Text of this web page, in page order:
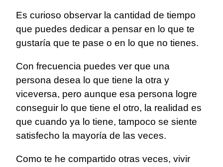
Es curioso observar la cantidad de tiempo
que puedes dedicar a pensar en lo que te
gustaría que te pase o en lo que no tienes.
Con frecuencia puedes ver que una
persona desea lo que tiene la otra y
viceversa, pero aunque esa persona logre
conseguir lo que tiene el otro, la realidad es
que cuando ya lo tiene, tampoco se siente
satisfecho la mayoría de las veces.
Como te he compartido otras veces, vivir